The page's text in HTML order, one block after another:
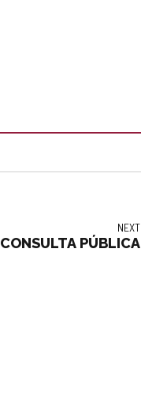
NEXT
CONSULTA PÚBLICA